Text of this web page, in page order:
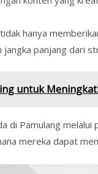
hanya
panjang dari
untuk
di Pamulang
mereka dapat